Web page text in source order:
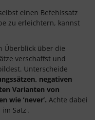
einen Befehlssatz
zu erleichtern, kannst
Überblick über die
verschaffst und
Unterscheide
negativen
Varianten von
wie ‘never’. Achte dabei
Satz .